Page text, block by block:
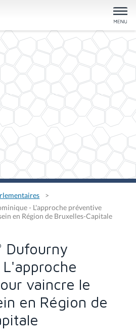
- L'approche préventive
en Région de Bruxelles-Capitale
Dufourny
vaincre le
en Région de